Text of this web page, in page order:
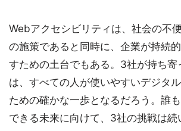
Webアクセシビリティは、社会の不
の施策であると同時に、企業が持続
すための土台でもある。3社が持ち寄
は、すべての人が使いやすいデジタ
ための確かな一歩となるだろう。誰
できる未来に向けて、3社の挑戦は続